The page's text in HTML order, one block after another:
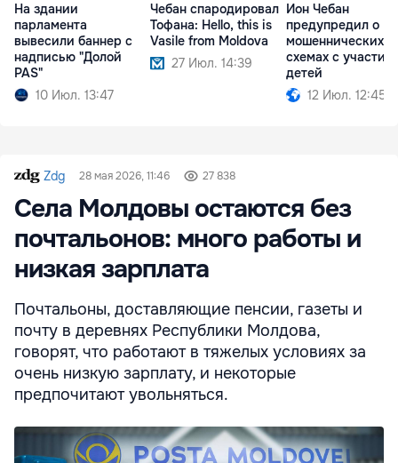
На здании
парламента
вывесили баннер с
надписью "Долой
PAS"
10 Июл. 13:47
Чебан спародировал
Тофана: Hello, this is
Vasile from Moldova
27 Июл. 14:39
Ион Чебан
предупредил о
мошеннических
схемах с
детей
12 Июл. 12:45
Zdg 28 мая 2026, 11:46 27 838
Села Молдовы остаются без
почтальонов: много работы и
низкая зарплата
Почтальоны, доставляющие пенсии, газеты и
почту в деревнях Республики Молдова,
говорят, что работают в тяжелых условиях за
очень низкую зарплату, и некоторые
предпочитают увольняться.